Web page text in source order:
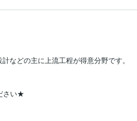
などの主に上流工程が得意分野です。
さい★